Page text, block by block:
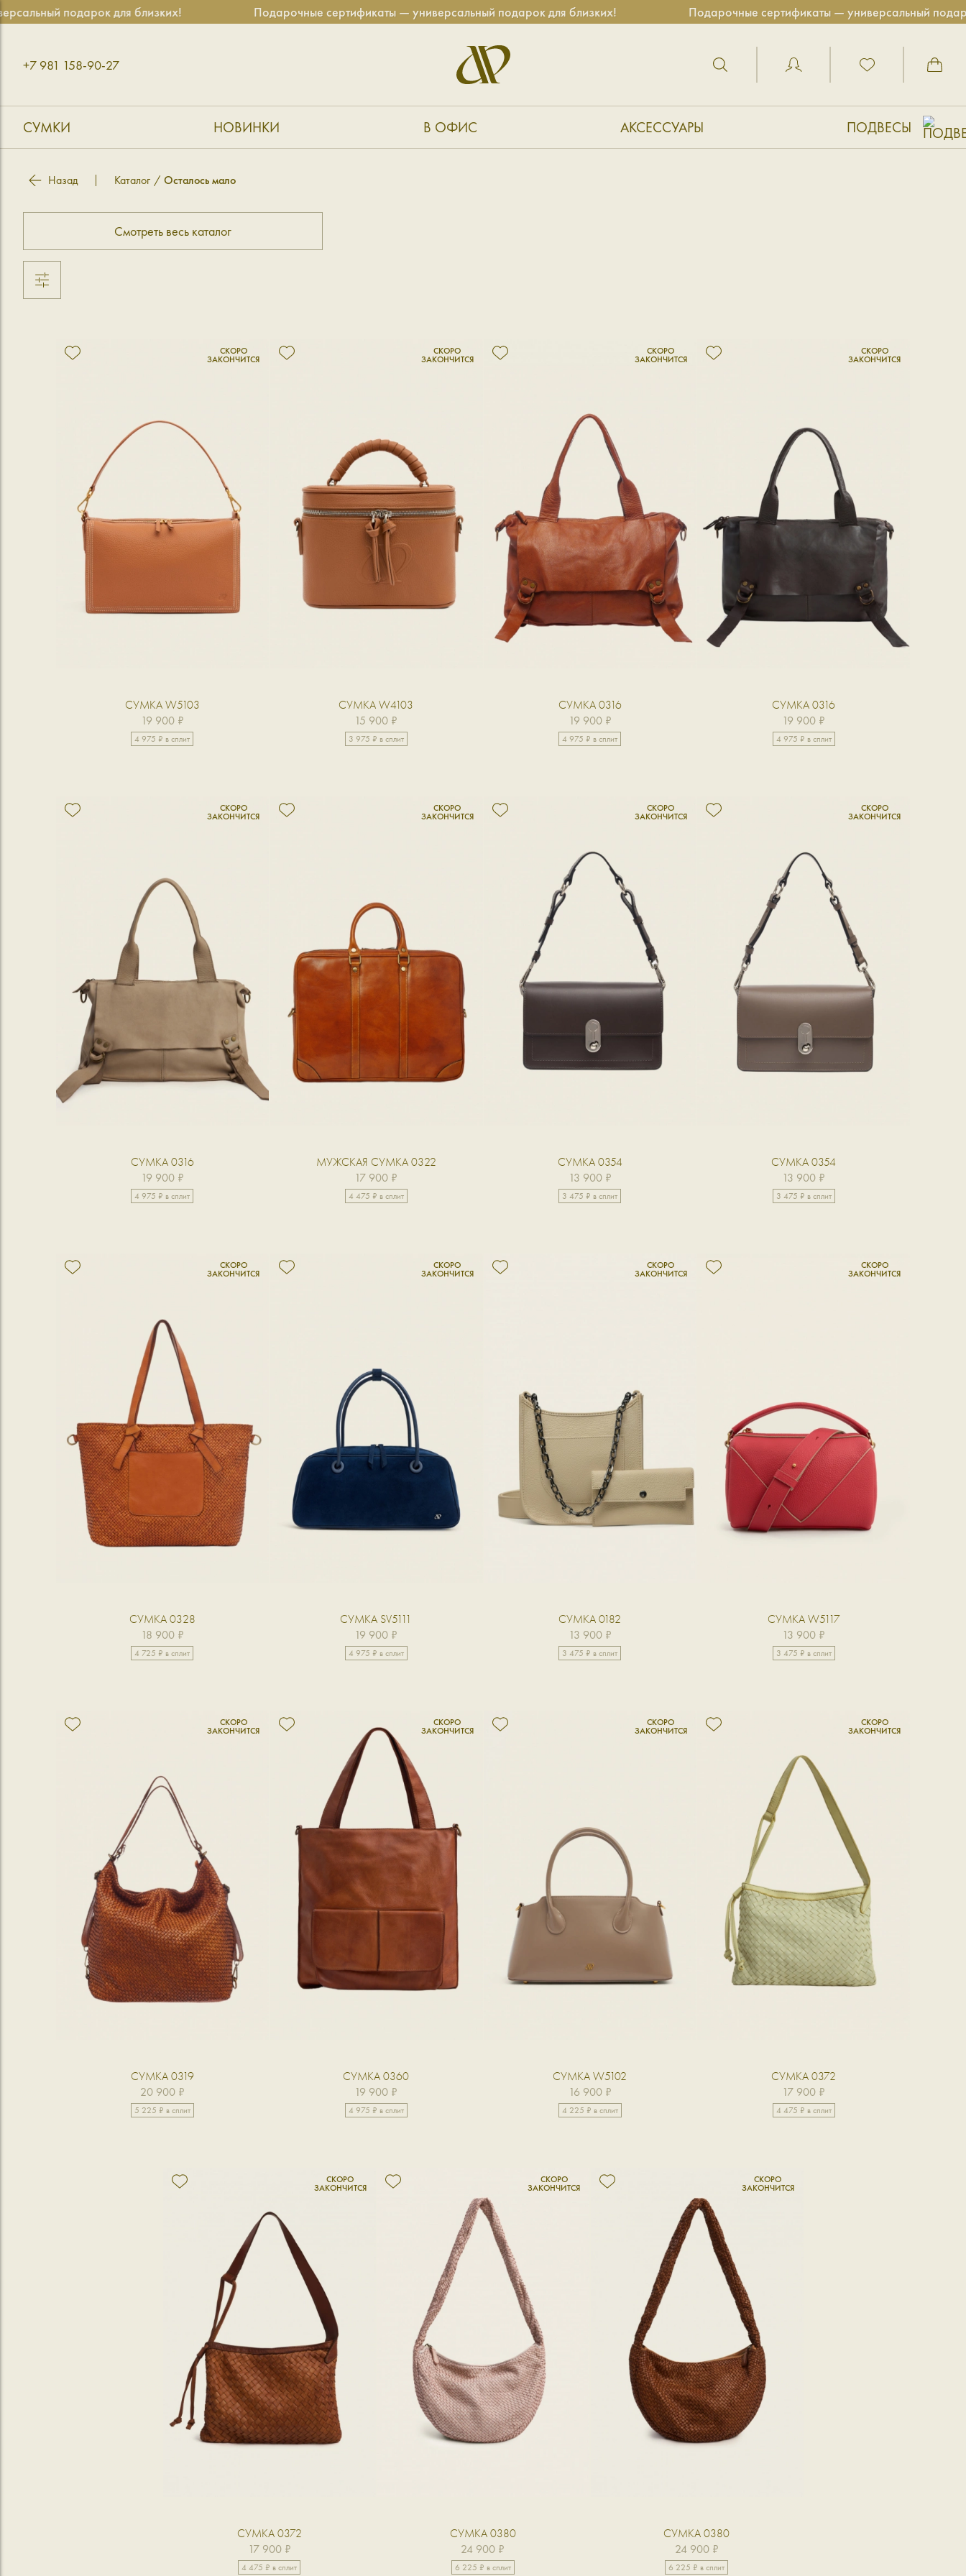
подарок для близких! Подарочные сертификаты — универсальный подарок для близких! Подарочные сертификаты — универсальный подарок для
+7 981 158-90-27
СУМКИ НОВИНКИ В ОФИС АКСЕССУАРЫ ПОДВЕСЫ
Назад Каталог Осталось мало
Смотреть весь каталог
СУМКА W5103
19 900 ₽
4 975 ₽ в сплит
СУМКА W4103
15 900 ₽
3 975 ₽ в сплит
СУМКА 0316
19 900 ₽
4 975 ₽ в сплит
СУМКА 0316
19 900 ₽
4 975 ₽ в сплит
СУМКА 0316
19 900 ₽
4 975 ₽ в сплит
МУЖСКАЯ СУМКА 0322
17 900 ₽
4 475 ₽ в сплит
СУМКА 0354
13 900 ₽
3 475 ₽ в сплит
СУМКА 0354
13 900 ₽
3 475 ₽ в сплит
СУМКА 0328
18 900 ₽
4 725 ₽ в сплит
СУМКА SV5111
19 900 ₽
4 975 ₽ в сплит
СУМКА 0182
13 900 ₽
3 475 ₽ в сплит
СУМКА W5117
13 900 ₽
3 475 ₽ в сплит
СУМКА 0319
20 900 ₽
5 225 ₽ в сплит
СУМКА 0360
19 900 ₽
4 975 ₽ в сплит
СУМКА W5102
16 900 ₽
4 225 ₽ в сплит
СУМКА 0372
17 900 ₽
4 475 ₽ в сплит
СУМКА 0372
17 900 ₽
4 475 ₽ в сплит
СУМКА 0380
24 900 ₽
6 225 ₽ в сплит
СУМКА 0380
24 900 ₽
6 225 ₽ в сплит